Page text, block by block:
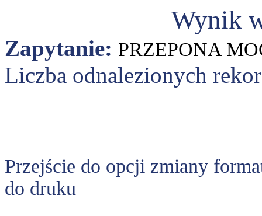
Wynik
Zapytanie: PRZEPONA
Liczba odnalezionych
Przejście do opcji zmiany
do druku